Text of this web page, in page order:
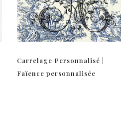
Carrelage Personnalisé |
Faïence personnalisée